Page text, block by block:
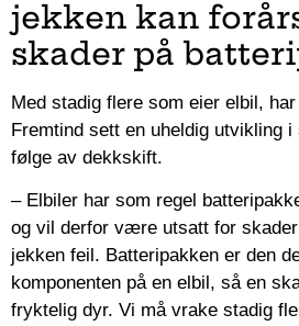
jekken kan
skader på
Med stadig flere som eier elbil,
Fremtind sett en uheldig utvikling i
følge av dekkskift.
– Elbiler har som regel
og vil derfor være utsatt for
jekken feil. Batteripakken er den
komponenten på en elbil, så en
fryktelig dyr. Vi må vrake stadig